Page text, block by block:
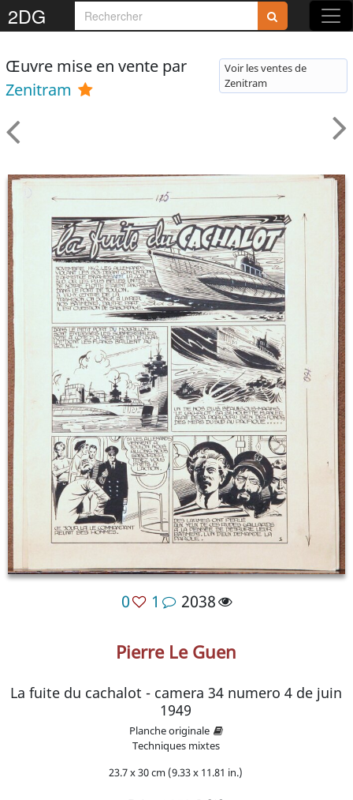
2DG
Œuvre mise en vente par
Zenitram
Voir les ventes de
Zenitram
0 1 2038
Pierre Le Guen
La fuite du cachalot - camera 34 numero 4 de juin
1949
Planche originale
Techniques mixtes
23.7 x 30 cm (9.33 x 11.81 in.)